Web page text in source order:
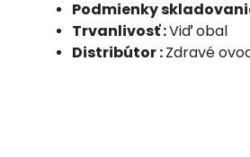
Podmienky
Trvanlivosť :Viď obal
Distribútor :Zdravé